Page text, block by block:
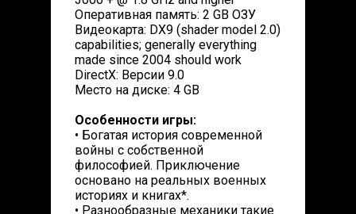
Оперативная память: 2 GB ОЗУ
Видеокарта: DX9 (shader model 2.0)
capabilities; generally everything
made since 2004 should work
DirectX: Версии 9.0
Место на диске: 4 GB
Особенности игры:
• Богатая история современной
войны с собственной
философией. Приключение
основано на реальных военных
историях и книгах*.
• Разнообразные механики такие